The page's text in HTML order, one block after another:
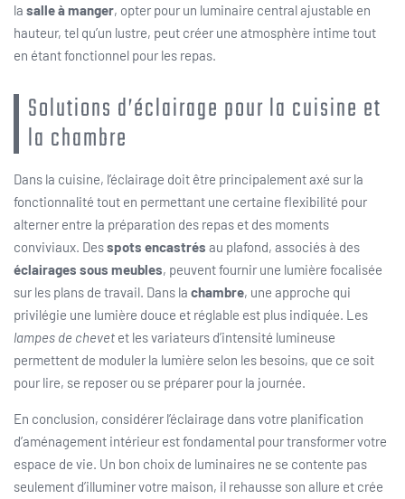
la salle à manger, opter pour un luminaire central ajustable en
hauteur, tel qu’un lustre, peut créer une atmosphère intime tout
en étant fonctionnel pour les repas.
Solutions d’éclairage pour la cuisine et
la chambre
Dans la cuisine, l’éclairage doit être principalement axé sur la
fonctionnalité tout en permettant une certaine flexibilité pour
alterner entre la préparation des repas et des moments
conviviaux. Desspots encastrés au plafond, associés à des
éclairages sous meubles, peuvent fournir une lumière focalisée
sur les plans de travail. Dans la chambre, une approche qui
privilégie une lumière douce et réglable est plus indiquée. Les
lampes de chevet et les variateurs d’intensité lumineuse
permettent de moduler la lumière selon les besoins, que ce soit
pour lire, se reposer ou se préparer pour la journée.
En conclusion, considérer l’éclairage dans votre planification
d’aménagement intérieur est fondamental pour transformer votre
espace de vie. Un bon choix de luminaires ne se contente pas
seulement d’illuminer votre maison, il rehausse son allure et crée